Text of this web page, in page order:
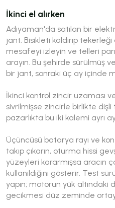
İkinci el alırken
Adıyaman'da satılan bir
jant. Bisikleti kaldırıp
mesafeyi izleyin ve telleri
arayın. Bu şehirde sürülmüş
bir jant, sonraki üç ay içinde
İkinci kontrol zincir uzaması
sivrilmişse zincirle birlikte
pazarlıkta bu iki kalemi ayrı
Üçüncüsü batarya rayı ve
takıp çıkarın, oturma hissi
yüzeyleri kararmışsa aracın
kullanıldığını gösterir. Test
yapın; motorun yük altındaki
gecikmesi düz zeminde